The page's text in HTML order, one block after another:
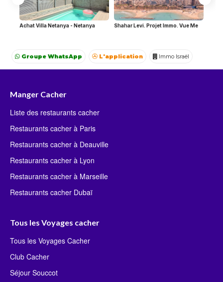
Achat Villa Netanya - Netanya Shahar Levi. Projet Immo. Vue Me
Groupe WhatsApp L'application Immo Israël
Manger Cacher
Liste des restaurants cacher
Restaurants cacher à Paris
Restaurants cacher à Deauville
Restaurants cacher à Lyon
Restaurants cacher à Marseille
Restaurants cacher Dubaï
Tous les Voyages cacher
Tous les Voyages Cacher
Club Cacher
Séjour Souccot